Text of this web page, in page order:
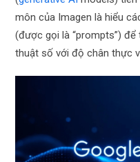
môn của Imagen là hiểu
(được gọi là “prompts”)
thuật số với độ chân thực